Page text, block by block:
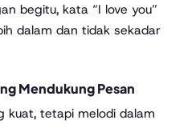
begitu, kata “I love you”
dalam dan tidak sekadar
Mendukung Pesan
kuat, tetapi melodi dalam